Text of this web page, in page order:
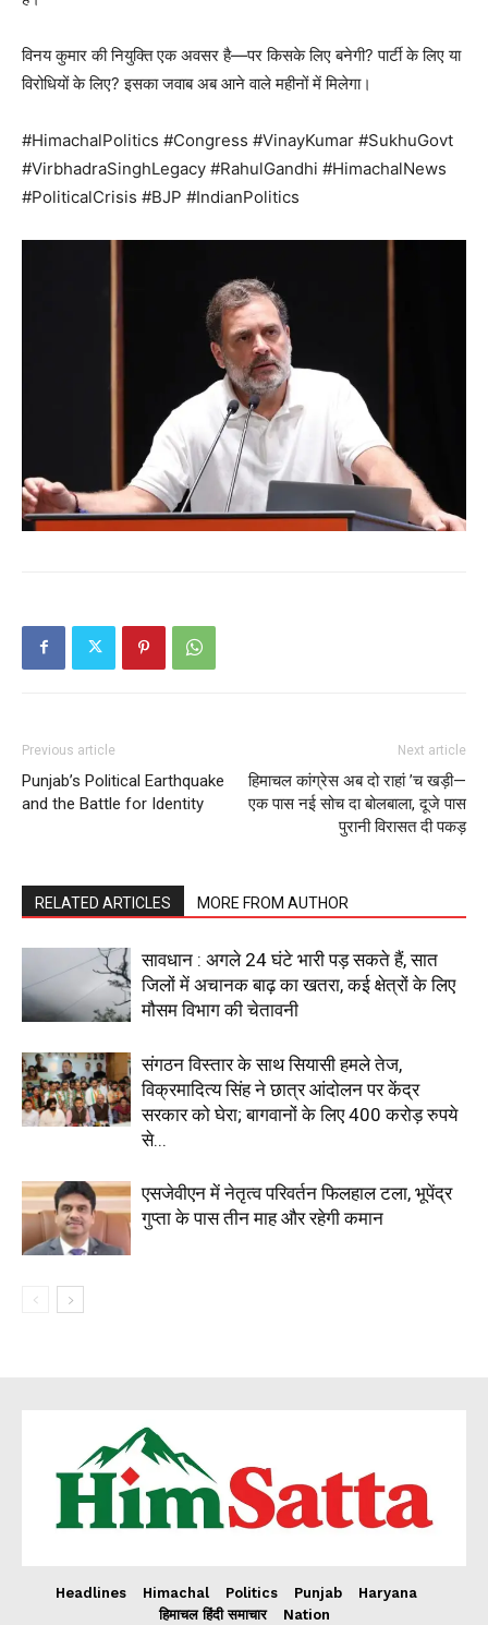
SUBSCRIBE NOW
विनय कुमार की नियुक्ति एक अवसर है—पर किसके लिए बनेगी? पार्टी के लिए या
विरोधियों के लिए? इसका जवाब अब आने वाले महीनों में मिलेगा।
#HimachalPolitics #Congress #VinayKumar #SukhuGovt
#VirbhadraSinghLegacy #RahulGandhi #HimachalNews
#PoliticalCrisis #BJP #IndianPolitics
Previous article
Punjab’s Political Earthquake
and the Battle for Identity
Next article
हिमाचल कांग्रेस अब दो राहां ’च खड़ी—
एक पास नई सोच दा बोलबाला, दूजे पास
पुरानी विरासत दी पकड़
RELATED ARTICLES MORE FROM AUTHOR
सावधान : अगले 24 घंटे भारी पड़ सकते हैं, सात
जिलों में अचानक बाढ़ का खतरा, कई क्षेत्रों के लिए
मौसम विभाग की चेतावनी
संगठन विस्तार के साथ सियासी हमले तेज,
विक्रमादित्य सिंह ने छात्र आंदोलन पर केंद्र
सरकार को घेरा; बागवानों के लिए 400 करोड़ रुपये
से...
एसजेवीएन में नेतृत्व परिवर्तन फिलहाल टला, भूपेंद्र
गुप्ता के पास तीन माह और रहेगी कमान
Headlines Himachal Politics Punjab
Haryana
हिमाचल हिंदी समाचार
Nation